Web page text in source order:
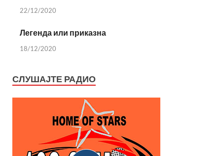
22/12/2020
Легенда или приказна
18/12/2020
СЛУШАЈТЕ РАДИО